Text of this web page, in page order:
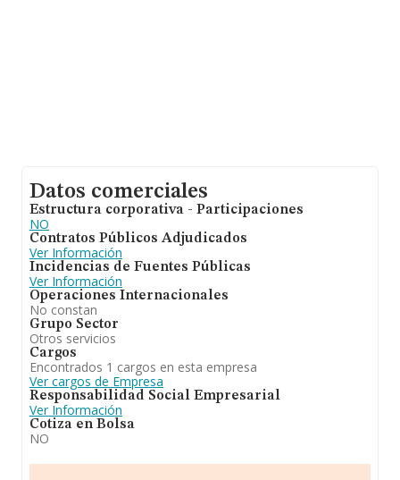
Datos comerciales
Estructura corporativa - Participaciones
NO
Contratos Públicos Adjudicados
Ver Información
Incidencias de Fuentes Públicas
Ver Información
Operaciones Internacionales
No constan
Grupo Sector
Otros servicios
Cargos
Encontrados 1 cargos en esta empresa
Ver cargos de Empresa
Responsabilidad Social Empresarial
Ver Información
Cotiza en Bolsa
NO